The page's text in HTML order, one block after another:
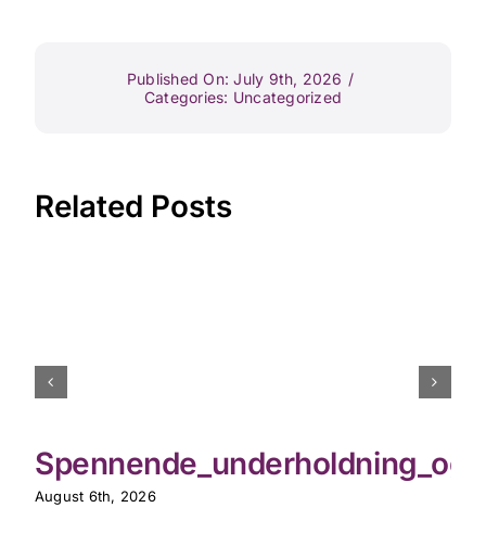
Published On: July 9th, 2026 /
Categories: Uncategorized
Related Posts
August 6th, 2026